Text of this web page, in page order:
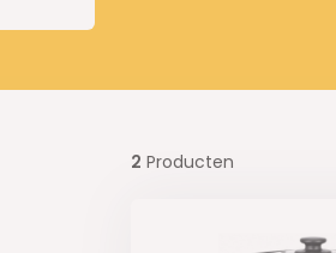
2 Producten